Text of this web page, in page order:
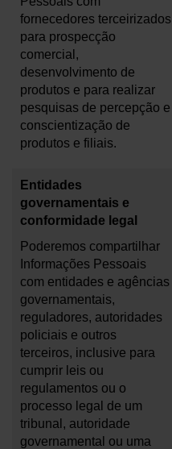
fornecedores terceirizados
para prospecção
comercial,
desenvolvimento de
produtos e para realizar
pesquisas de percepção e
conscientização de
produtos e filiais.
Entidades
governamentais e
conformidade legal
Poderemos compartilhar
Informações Pessoais
com entidades e agências
governamentais,
reguladores, autoridades
policiais e outros
terceiros, inclusive para
cumprir leis ou
regulamentos ou o
processo legal de um
tribunal, autoridade
governamental ou uma